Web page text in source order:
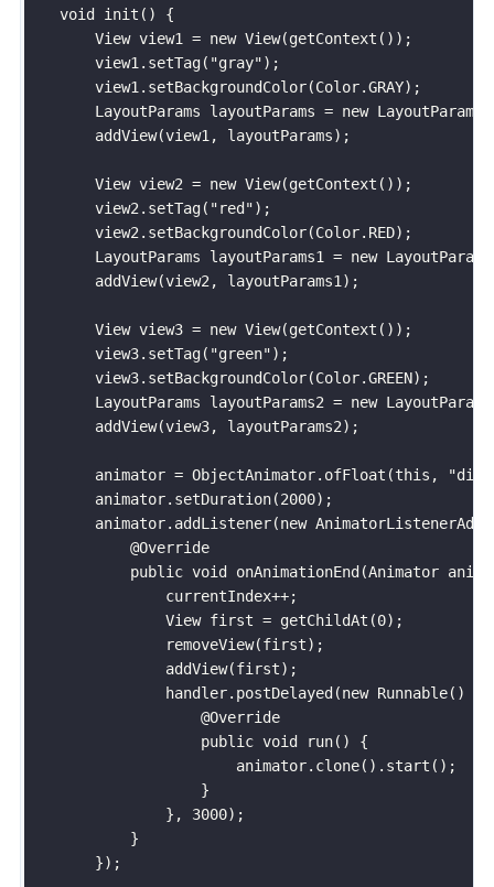
    void init() {
        View view1 = new View(getContext());
        view1.setTag("gray");
        view1.setBackgroundColor(Color.GRAY);
LayoutParams layoutParams = new
        addView(view1, layoutParams);
        View view2 = new View(getContext());
        view2.setTag("red");
        view2.setBackgroundColor(Color.RED);
LayoutParams layoutParams1 = new
        addView(view2, layoutParams1);
        View view3 = new View(getContext());
        view3.setTag("green");
        view3.setBackgroundColor(Color.GREEN);
LayoutParams layoutParams2 = new
        addView(view3, layoutParams2);
animator = ObjectAnimator.ofFloat(this,
        animator.setDuration(2000);
animator.addListener(new
            @Override
public void onAnimationEnd(Animator
                currentIndex++;
                View first = getChildAt(0);
                removeView(first);
                addView(first);
                handler.postDelayed(new Runnable() {
                    @Override
                    public void run() {
                        animator.clone().start();
                    }
                }, 3000);
            }
        });